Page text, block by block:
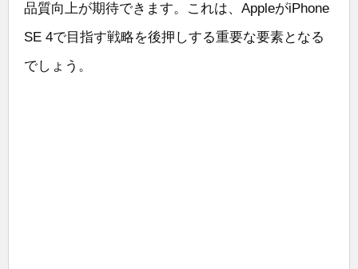
品質向上が期待できます。これは、AppleがiPhone
SE 4で目指す戦略を後押しする重要な要素となる
でしょう。